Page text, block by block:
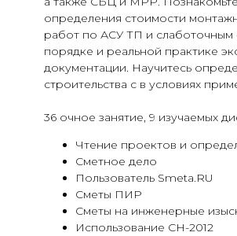
определения стоимости
работ по АСУ ТП и слаботочным
порядке и реальной практике
документации. Научитесь
строительства с в условиях
36 очное занятие, 9 изучаемых
Чтение проектов и
Сметное дело
Пользователь Smeta.RU
Сметы ПИР
Сметы на инженерные
Использование СН-2012